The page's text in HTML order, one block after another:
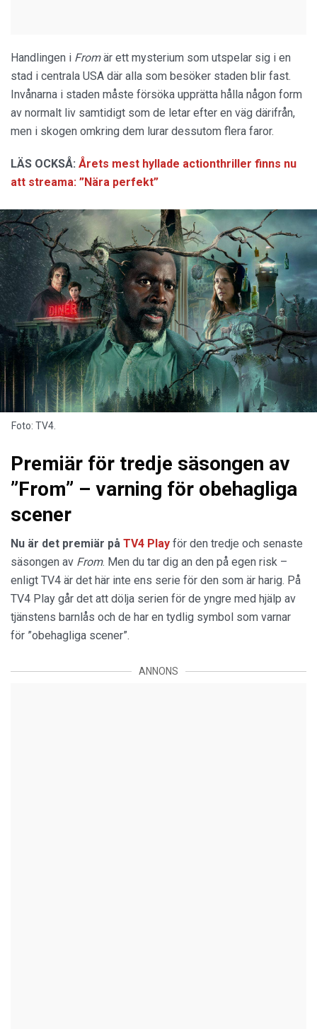
Handlingen i Fromär ett mysterium som utspelar sig i en
stad i centrala USA där alla som besöker staden blir fast.
Invånarna i staden måste försöka upprätta hålla någon form
av normalt liv samtidigt som de letar efter en väg därifrån,
men i skogen omkring dem lurar dessutom flera faror.
LÄS OCKSÅ: Årets mest hyllade actionthriller finns nu
att streama: ”Nära perfekt”
Foto: TV4.
Premiär för tredje säsongen av
”From” – varning för obehagliga
scener
Nu är det premiär på TV4 Play för den tredje och senaste
säsongen av From. Men du tar dig an den på egen risk –
enligt TV4 är det här inte ens serie för den som är harig. På
TV4 Play går det att dölja serien för de yngre med hjälp av
tjänstens barnlås och de har en tydlig symbol som varnar
för ”obehagliga scener”.
ANNONS